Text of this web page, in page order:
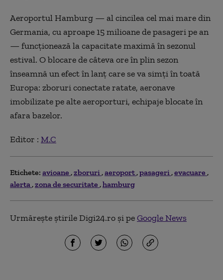
Aeroportul Hamburg — al cincilea cel mai mare din
Germania, cu aproape 15 milioane de pasageri pe an
— funcționează la capacitate maximă în sezonul
estival. O blocare de câteva ore în plin sezon
înseamnă un efect în lanț care se va simți în toată
Europa: zboruri conectate ratate, aeronave
imobilizate pe alte aeroporturi, echipaje blocate în
afara bazelor.
Editor : M.C
Etichete: avioane zboruri aeroport pasageri evacuare
alerta zona de securitate hamburg
Urmărește știrile Digi24.ro și peGoogle News